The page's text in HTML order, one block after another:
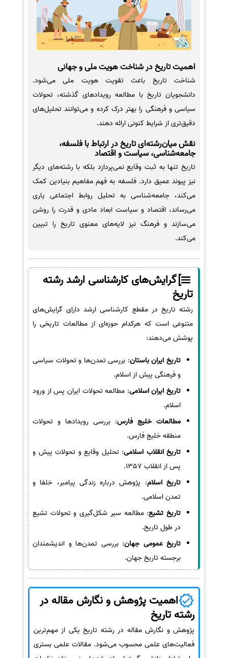
اهمیت تاریخ در شناخت هویت ملی و جهانی
شناخت تاریخ باعث تقویت هویت ملی می‌شود.
دانشجویان تاریخ با مطالعه رویدادهای گذشته، تحولات
سیاسی و فرهنگی را بهتر درک کرده و می‌توانند تحلیل‌های
دقیق‌تری از شرایط کنونی ارائه دهند.
نقش میان‌رشته‌ای تاریخ در ارتباط با فلسفه،
جامعه‌شناسی، سیاست و اقتصاد
تاریخ تنها به ثبت وقایع نمی‌پردازد بلکه با رشته‌های دیگر
نیز پیوند عمیق دارد. فلسفه به فهم مفاهیم بنیادین کمک
می‌کند، جامعه‌شناسی به تحلیل روابط اجتماعی یاری
می‌رساند، اقتصاد و سیاست ابعاد مادی و قدرت را روشن
می‌سازند و فرهنگ نیز لایه‌های معنوی تاریخ را تبیین
می‌کند.
گرایش‌های کارشناسی ارشد رشته
تاریخ
رشته تاریخ در مقطع کارشناسی ارشد دارای گرایش‌های
متنوعی است که هرکدام حوزه‌ای از مطالعات تاریخی را
پوشش می‌دهند:
تاریخ ایران باستان: بررسی تمدن‌ها و تحولات سیاسی
و فرهنگی پیش از اسلام.
تاریخ ایران اسلامی: مطالعه تحولات ایران پس از ورود
اسلام.
مطالعات خلیج فارس: بررسی رویدادها و تحولات
منطقه خلیج فارس.
تاریخ انقلاب اسلامی: تحلیل وقایع و تحولات پیش و
پس از انقلاب 1357.
تاریخ اسلام: پژوهش درباره زندگی پیامبر، خلفا و
تمدن اسلامی.
تاریخ تشیع: مطالعه سیر شکل‌گیری و تحولات تشیع
در طول تاریخ.
تاریخ عمومی جهان: بررسی تمدن‌ها و اندیشمندان
برجسته تاریخ جهان.
اهمیت پژوهش و نگارش مقاله در
رشته تاریخ
پژوهش و نگارش مقاله در رشته تاریخ یکی از مهم‌ترین
فعالیت‌های علمی محسوب می‌شود. مقالات علمی بستری